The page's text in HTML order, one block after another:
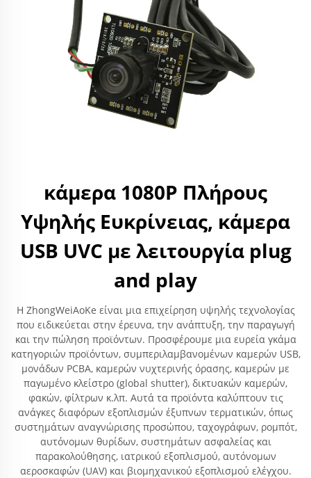
κάμερα 1080P Πλήρους
Υψηλής Ευκρίνειας, κάμερα
USB UVC με λειτουργία plug
and play
Η ZhongWeiAoKe είναι μια επιχείρηση υψηλής τεχνολογίας
που ειδικεύεται στην έρευνα, την ανάπτυξη, την παραγωγή
και την πώληση προϊόντων. Προσφέρουμε μια ευρεία γκάμα
κατηγοριών προϊόντων, συμπεριλαμβανομένων καμερών USB,
μονάδων PCBA, καμερών νυχτερινής όρασης, καμερών με
παγωμένο κλείστρο (global shutter), δικτυακών καμερών,
φακών, φίλτρων κ.λπ. Αυτά τα προϊόντα καλύπτουν τις
ανάγκες διαφόρων εξοπλισμών έξυπνων τερματικών, όπως
συστημάτων αναγνώρισης προσώπου, ταχογράφων, ρομπότ,
αυτόνομων θυρίδων, συστημάτων ασφαλείας και
παρακολούθησης, ιατρικού εξοπλισμού, αυτόνομων
αεροσκαφών (UAV) και βιομηχανικού εξοπλισμού ελέγχου.